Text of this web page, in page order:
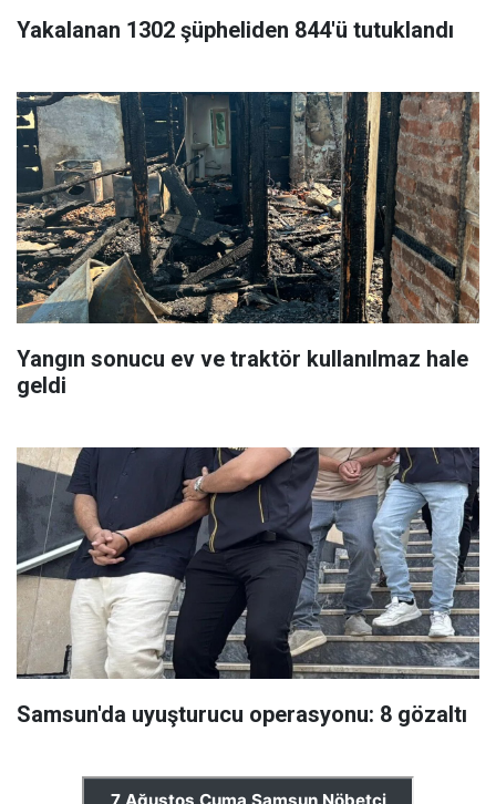
Yakalanan 1302 şüpheliden 844'ü tutuklandı
Yangın sonucu ev ve traktör kullanılmaz hale
geldi
Samsun'da uyuşturucu operasyonu: 8 gözaltı